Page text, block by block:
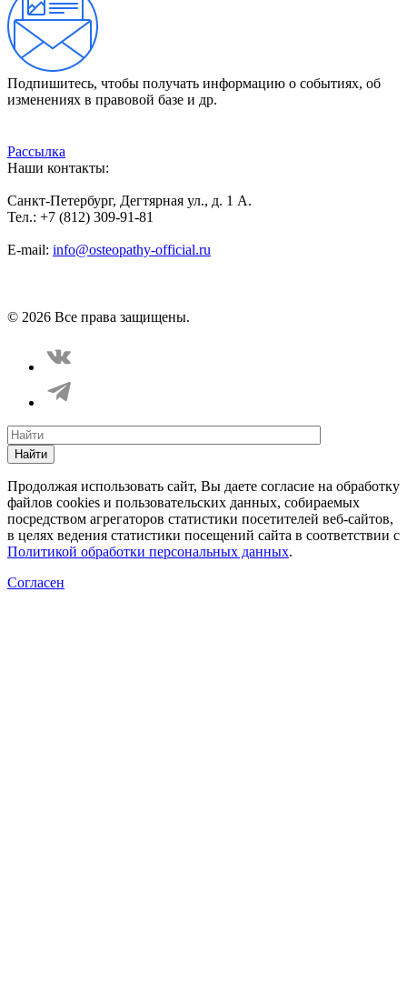
Подпишитесь, чтобы получать информацию о событиях, об
изменениях в правовой базе и др.
Рассылка
Наши контакты:
Санкт-Петербург, Дегтярная ул., д. 1 А.
Тел.: +7 (812) 309-91-81
E-mail: info@osteopathy-official.ru
© 2026 Все права защищены.
Найти
Продолжая использовать сайт, Вы даете согласие на обработку
файлов cookies и пользовательских данных, собираемых
посредством агрегаторов статистики посетителей веб-сайтов,
в целях ведения статистики посещений сайта в соответствии с
Политикой обработки персональных данных.
Согласен